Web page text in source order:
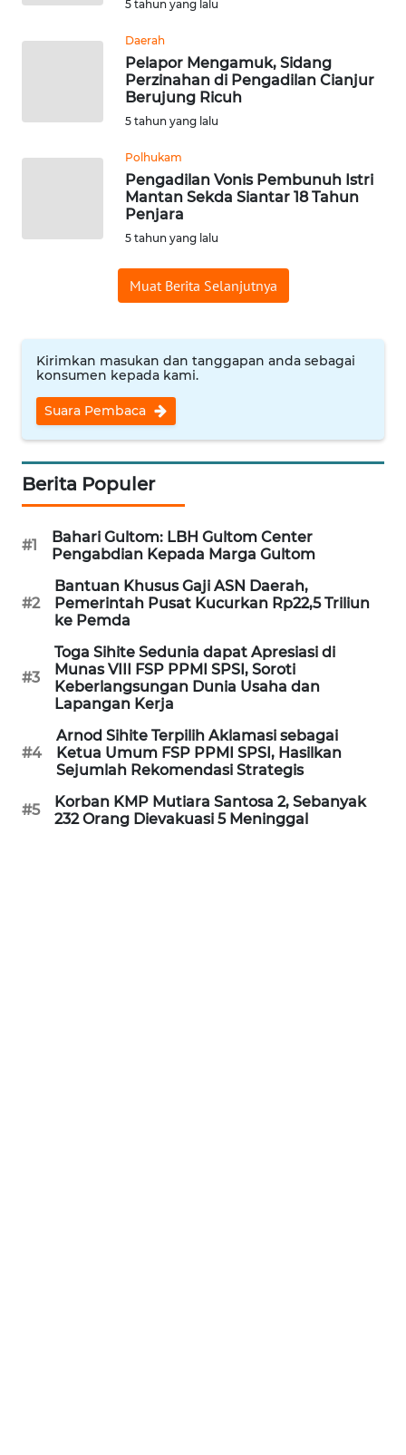
5 tahun yang lalu
Daerah
Pelapor Mengamuk, Sidang
Perzinahan di Pengadilan Cianjur
Berujung Ricuh
5 tahun yang lalu
Polhukam
Pengadilan Vonis Pembunuh Istri
Mantan Sekda Siantar 18 Tahun
Penjara
5 tahun yang lalu
Muat Berita Selanjutnya
Kirimkan masukan dan tanggapan anda sebagai
konsumen kepada kami.
Suara Pembaca
Berita Populer
#1
Bahari Gultom: LBH Gultom Center
Pengabdian Kepada Marga Gultom
#2
Bantuan Khusus Gaji ASN Daerah,
Pemerintah Pusat Kucurkan Rp22,5 Triliun
ke Pemda
#3
Toga Sihite Sedunia dapat Apresiasi di
Munas VIII FSP PPMI SPSI, Soroti
Keberlangsungan Dunia Usaha dan
Lapangan Kerja
#4
Arnod Sihite Terpilih Aklamasi sebagai
Ketua Umum FSP PPMI SPSI, Hasilkan
Sejumlah Rekomendasi Strategis
#5
Korban KMP Mutiara Santosa 2, Sebanyak
232 Orang Dievakuasi 5 Meninggal
NTT
WN
KEPRI
PAPUA
BARAT
WN
RIAU
WN
SERAMBI
WN
JAMBI
WN
SULTRA